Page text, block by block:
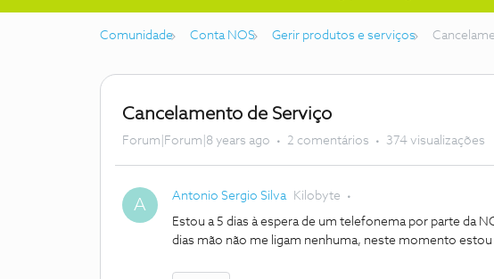
Comunidade Conta NOS Gerir produtos e serviços
Cancelamento de Serviço
Forum|Forum|8 years ago 2 comentários 374 visualizações
A Antonio Sergio Silva Kilobyte
Estou a 5 dias à espera de um telefonema por parte da
dias mão não me ligam nenhuma, neste momento